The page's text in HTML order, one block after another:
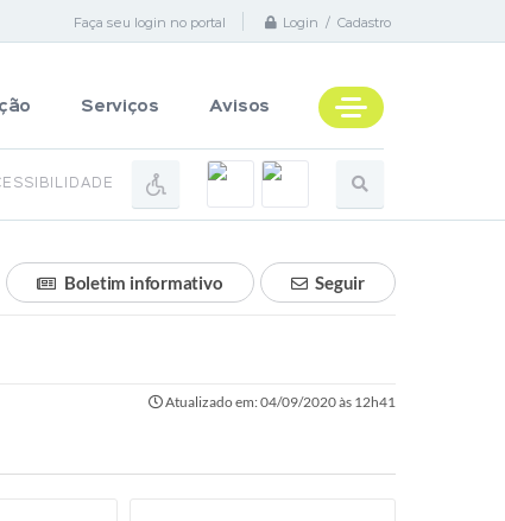
Faça seu login no portal Login / Cadastro
Serviços Avisos
Seguir
Boletim informativo
Atualizado em: 04/09/2020 às 12h41